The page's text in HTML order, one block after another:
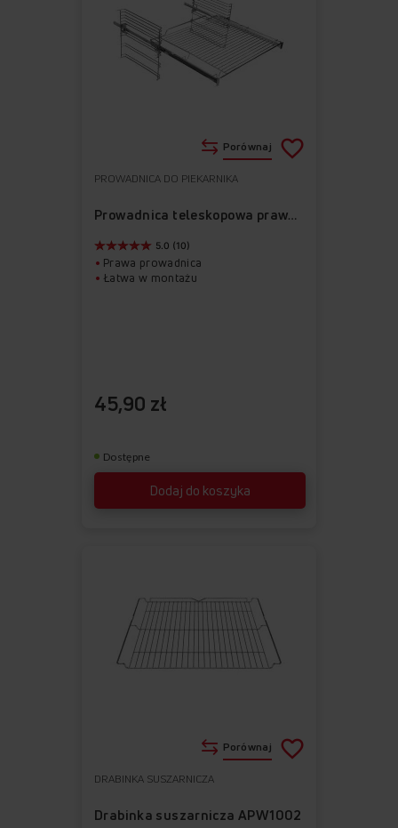
PROWADNICA DO PIEKARNIKA
Prowadnica teleskopowa prawa APG1004
Dodaj do koszyka
5.0 (10)
Prawa prowadnica
Łatwa w montażu
45,90 zł
Dostępne
Porównaj
DRABINKA SUSZARNICZA
Drabinka suszarnicza APW1002
Porównaj
ulubionych
z